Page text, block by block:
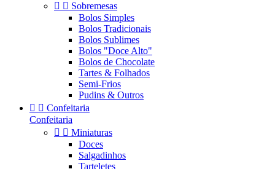
  Sobremesas
Bolos Simples
Bolos Tradicionais
Bolos Sublimes
Bolos "Doce Alto"
Bolos de Chocolate
Tartes & Folhados
Semi-Frios
Pudins & Outros
  Confeitaria
Confeitaria
  Miniaturas
Doces
Salgadinhos
Tarteletes